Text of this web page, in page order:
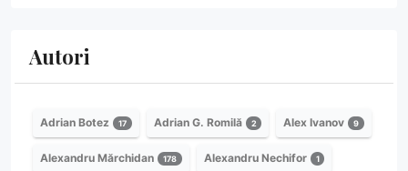
Autori
Adrian Botez 17 Adrian G. Romilă 2 Alex Ivanov 9
Alexandru Mărchidan 178 Alexandru Nechifor 1